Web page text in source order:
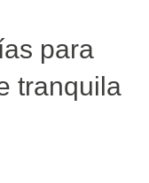
para
tranquila